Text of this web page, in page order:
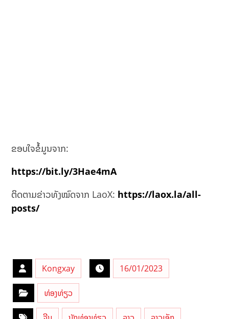
ຂອບໃຈຂໍ້ມູນຈາກ:
https://bit.ly/3Hae4mA
ຕິດຕາມຂ່າວທັງໝົດຈາກ LaoX: https://laox.la/all-
posts/
Kongxay 16/01/2023
ທ່ອງທ່ຽວ